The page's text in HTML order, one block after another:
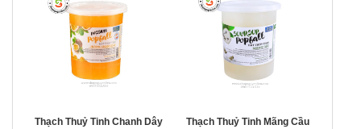
Thạch Thuỷ Tinh Chanh Dây
Thạch Thuỷ Tinh Mãng Cầu